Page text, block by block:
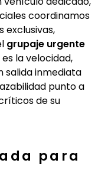
coordinamos
exclusivas,
grupaje urgente
la velocidad,
salida inmediata
punto a
de su
para